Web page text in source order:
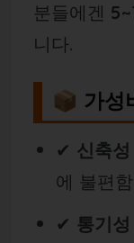
분들에겐
니다.
📦 가성
✔ 신축
에 불편
✔ 통기